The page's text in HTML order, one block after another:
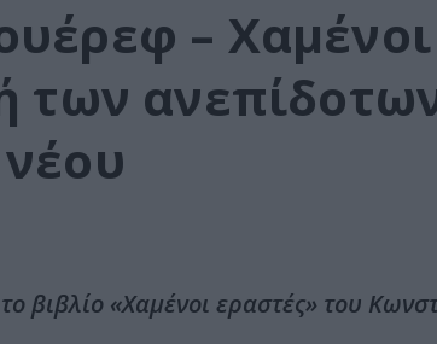
–
των
βιβλίο «Χαμένοι εραστές» του